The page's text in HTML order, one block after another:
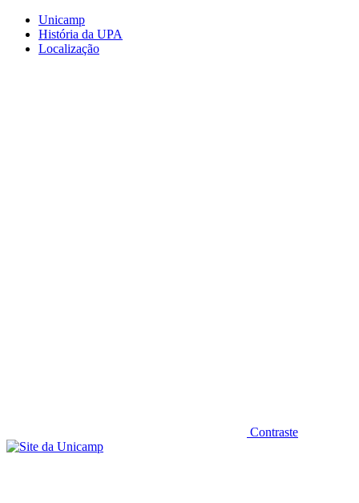
Conteúdo principal
Unicamp
História da UPA
Localização
Contraste